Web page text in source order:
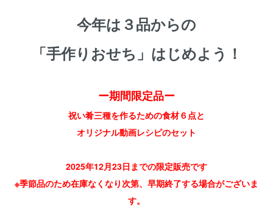
今年は３品からの
「手作りおせち」はじめよう！
ー期間限定品ー
祝い肴三種を作るための食材６点と
オリジナル動画レシピのセット
2025年12月23日までの限定販売です
※季節品のため在庫なくなり次第、早期終了する場合がございま
す。